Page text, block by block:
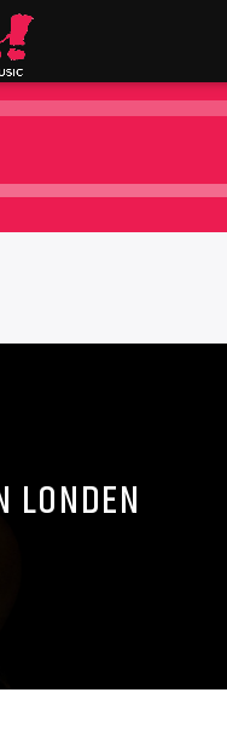
LONDEN